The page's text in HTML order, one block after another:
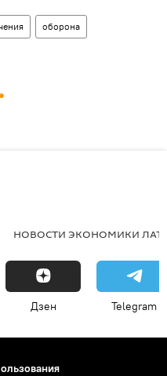
оборона
НОВОСТИ ЭКОНОМИКИ
Дзен Telegram